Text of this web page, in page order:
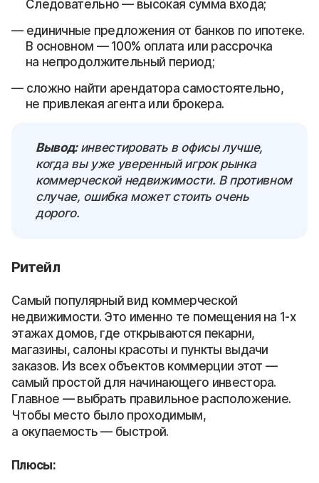
Следовательно — высокая сумма входа;
единичные предложения от банков по ипотеке.
В основном — 100% оплата или рассрочка
на непродолжительный период;
сложно найти арендатора самостоятельно,
не привлекая агента или брокера.
Вывод: инвестировать в офисы лучше,
когда вы уже уверенный игрок рынка
коммерческой недвижимости. В противном
случае, ошибка может стоить очень
дорого.
Ритейл
Самый популярный вид коммерческой
недвижимости. Это именно те помещения на 1-х
этажах домов, где открываются пекарни,
магазины, салоны красоты и пункты выдачи
заказов. Из всех объектов коммерции этот —
самый простой для начинающего инвестора.
Главное — выбрать правильное расположение.
Чтобы место было проходимым,
а окупаемость — быстрой.
Плюсы: